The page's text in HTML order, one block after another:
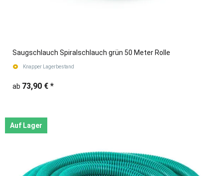
Saugschlauch Spiralschlauch grün 50 Meter Rolle
Knapper Lagerbestand
ab 73,90 € *
Auf Lager